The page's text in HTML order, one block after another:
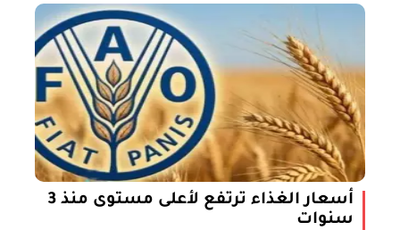
أسعار الغذاء ترتفع لأعلى مستوى منذ 3
سنوات